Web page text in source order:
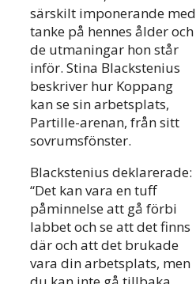
särskilt imponerande med
tanke på hennes ålder och
de utmaningar hon står
inför. Stina Blackstenius
beskriver hur Koppang
kan se sin arbetsplats,
Partille-arenan, från sitt
sovrumsfönster.
Blackstenius deklarerade:
“Det kan vara en tuff
påminnelse att gå förbi
labbet och se att det finns
där och att det brukade
vara din arbetsplats, men